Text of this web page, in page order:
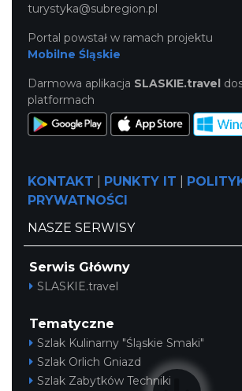
turystyka@subregion.pl
Portal powstał w ramach projektu
Mobilne Śląskie
Darmowa aplikacja SLASKIE.travel
platformach
KONTAKT PUNKTY IT
PRYWATNOŚCI
NASZE SERWISY
Serwis Główny
SLASKIE.travel
Tematyczne
Szlak Kulinarny "Śląskie Smaki"
Szlak Orlich Gniazd
Szlak Zabytków Techniki